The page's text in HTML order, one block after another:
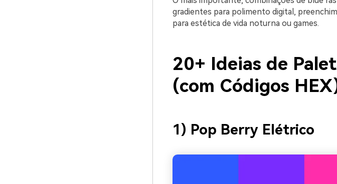
gradientes para polimento digital,
para estética de vida noturna ou games.
20+ Ideias de
(com Códigos
1) Pop Berry Elétrico